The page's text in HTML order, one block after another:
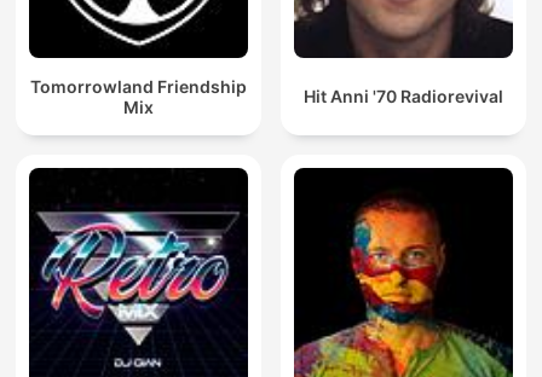
Tomorrowland Friendship
Mix
Hit Anni '70 Radiorevival